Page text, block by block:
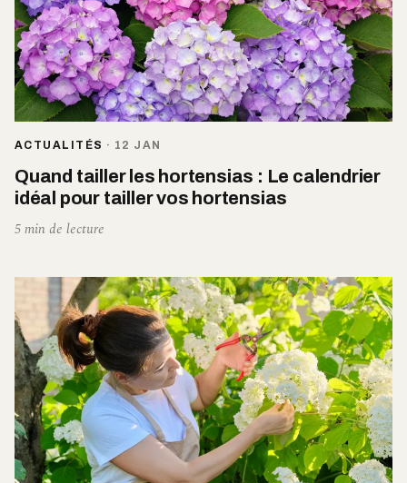
ACTUALITÉS · 12 JAN
Quand tailler les hortensias : Le calendrier
idéal pour tailler vos hortensias
5 min de lecture